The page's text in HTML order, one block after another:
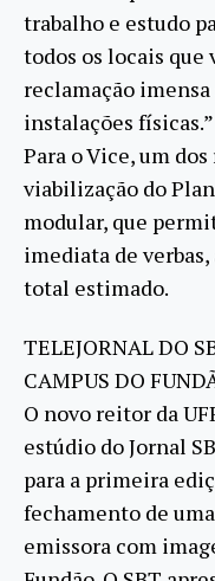
trabalho e estudo
todos os locais que
reclamação
instalações físicas.”
Para o Vice, um
viabilização do
modular, que
imediata de
total estimado.
TELEJORNAL DO
CAMPUS DO
O novo reitor da
estúdio do Jornal
para a primeira
fechamento de
emissora com